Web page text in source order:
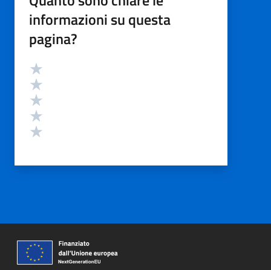
informazioni su questa
pagina?
Valutazione